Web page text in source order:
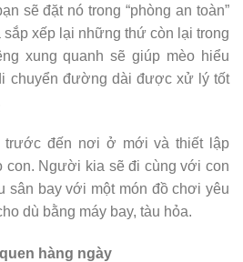
sẽ đặt nó trong “phòng an toàn”
xếp lại những thứ còn lại trong
xung quanh sẽ giúp mèo hiểu
chuyển đường dài được xử lý tốt
trước đến nơi ở mới và thiết lập
con. Người kia sẽ đi cùng với con
sân bay với một món đồ chơi yêu
dù bằng máy bay, tàu hỏa.
hàng ngày